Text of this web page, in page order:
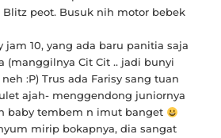
peot. Busuk nih motor bebek
jam 10, yang ada baru panitia saja
(manggilnya Cit Cit .. jadi bunyi
:P) Trus ada Farisy sang tuan
ajah- menggendong juniornya
baby tembem n imut banget
mirip bokapnya, dia sangat